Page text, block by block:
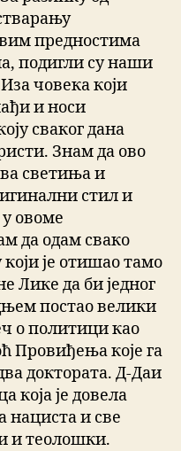
предностима
подигли су наши
човека који
и носи
сваког дана
Знам да ово
светиња и
стил и
у овоме
да одам свако
је отишао тамо
Лике да би једног
постао велики
о политици као
Провиђења које га
доктората. Д-Даи
која је довела
нациста и све
и теолошки.